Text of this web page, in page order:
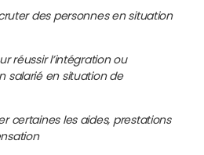
des personnes en situation
réussir l’intégration ou
salarié en situation de
certaines les aides, prestations